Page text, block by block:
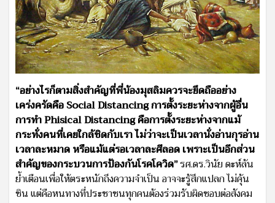
“อย่างไรก็ตามสิ่งสำคัญที่พี่น้องมุสลิมควรจะยึดถืออย่าง
เคร่งครัดคือ Social Distancing การตั้งระยะห่างจากผู้อื่น
การทำ Phisical Distancing คือการตั้งระยะห่างจากแม้
กระทั่งคนที่เคยใกล้ชิดกับเรา ไม่ว่าจะเป็นเวลานั่งอ่านกุรอ่าน
เวลาละหมาด หรือแม้แต่รอเวลาละศีลอด เพราะเป็นอีกส่วน
สำคัญของกระบวนการป้องกันโรคโควิด”รศ.ดร.วินัย ดะห์ลัน
ย้ำเตือนเพื่อให้ตระหนักถึงความจำเป็น อาจจะรู้สึกแปลก ไม่คุ้น
ชิน แต่คือหนทางที่ประชาชนทุกคนต้องร่วมรับผิดชอบต่อสังคม